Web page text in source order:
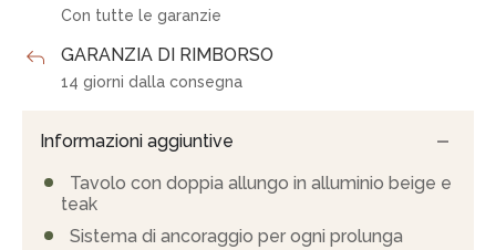
Con tutte le garanzie
GARANZIA DI RIMBORSO
14 giorni dalla consegna
Informazioni aggiuntive
Tavolo con doppia allungo in alluminio beige e
teak
Sistema di ancoraggio per ogni prolunga